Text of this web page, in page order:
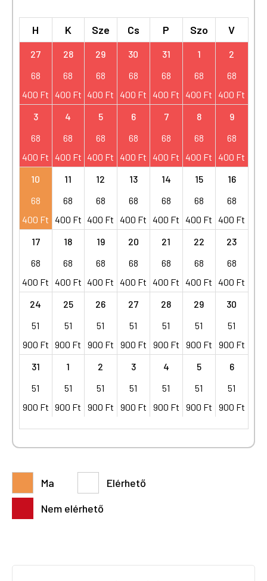
H K Sze Cs P Szo V
27
68
400 Ft
28
68
400 Ft
29
68
400 Ft
30
68
400 Ft
31
68
400 Ft
1
68
400 Ft
2
68
400 Ft
3
68
400 Ft
4
68
400 Ft
5
68
400 Ft
6
68
400 Ft
7
68
400 Ft
8
68
400 Ft
9
68
400 Ft
10
68
400 Ft
11
68
400 Ft
12
68
400 Ft
13
68
400 Ft
14
68
400 Ft
15
68
400 Ft
16
68
400 Ft
17
68
400 Ft
18
68
400 Ft
19
68
400 Ft
20
68
400 Ft
21
68
400 Ft
22
68
400 Ft
23
68
400 Ft
24
51
900 Ft
25
51
900 Ft
26
51
900 Ft
27
51
900 Ft
28
51
900 Ft
29
51
900 Ft
30
51
900 Ft
31
51
900 Ft
1
51
900 Ft
2
51
900 Ft
3
51
900 Ft
4
51
900 Ft
5
51
900 Ft
6
51
900 Ft
Ma
Elérhető
Nem elérhető